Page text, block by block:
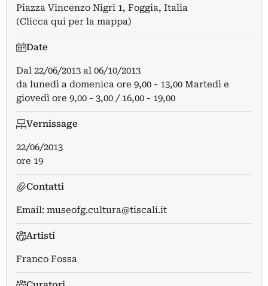
Piazza Vincenzo Nigri 1, Foggia, Italia
(Clicca qui per la mappa)
Date
Dal 22/06/2013 al 06/10/2013
da lunedì a domenica ore 9,00 - 13,00 Martedì e
giovedì ore 9,00 - 3,00 / 16,00 - 19,00
Vernissage
22/06/2013
ore 19
Contatti
Email: museofg.cultura@tiscali.it
Artisti
Franco Fossa